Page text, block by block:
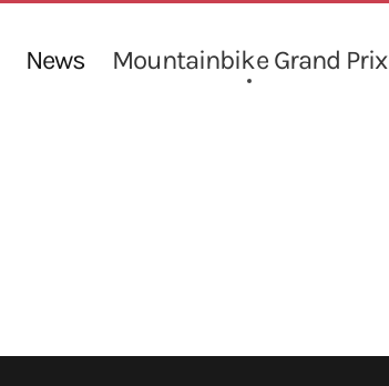
News Mountainbike Grand Prix